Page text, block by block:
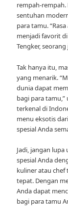
rempah-
sentuhan
para tamu.
menjadi favorit di
Tengker,
Tak hanya itu,
yang menarik.
dunia dapat
bagi para tamu,”
terkenal di
menu eksotis
spesial Anda
Jadi, jangan
spesial Anda
kuliner atau
tepat. Dengan
Anda dapat
bagi para tamu